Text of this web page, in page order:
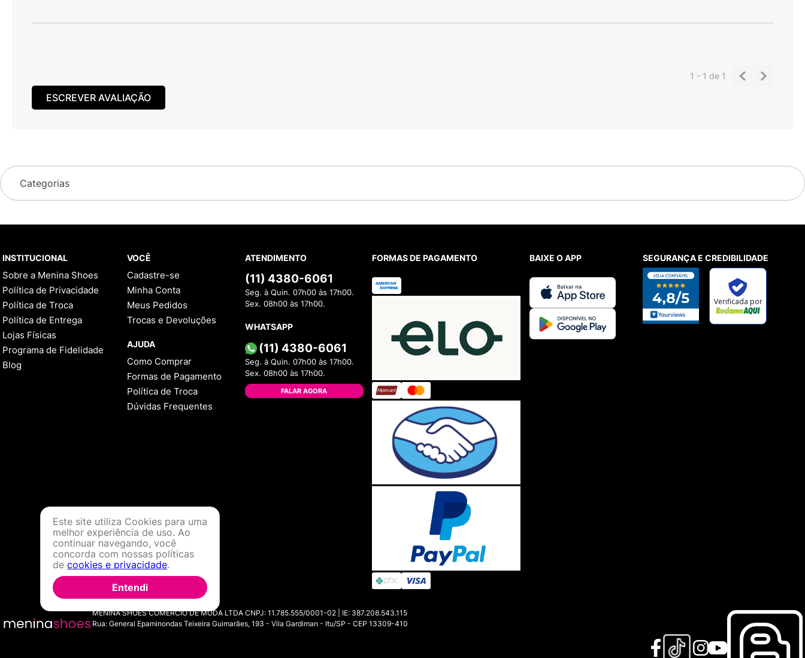
1 - 1de 1
ESCREVER AVALIAÇÃO
Categorias
INSTITUCIONAL
Sobre a Menina Shoes
Política de Privacidade
Política de Troca
Política de Entrega
Lojas Físicas
Programa de Fidelidade
Blog
VOCÊ
Cadastre-se
Minha Conta
Meus Pedidos
Trocas e Devoluções
AJUDA
Como Comprar
Formas de Pagamento
Política de Troca
Dúvidas Frequentes
ATENDIMENTO
(11) 4380-6061
Seg. à Quin. 07h00 às 17h00.
Sex. 08h00 às 17h00.
WHATSAPP
(11) 4380-6061
Seg. à Quin. 07h00 às 17h00.
Sex. 08h00 às 17h00.
FALAR AGORA
FORMAS DE PAGAMENTO BAIXE O APP SEGURANÇA E CREDIBILIDADE
MENINA SHOES COMERCIO DE MODA LTDA CNPJ: 11.785.555/0001-02 | IE: 387.208.543.115
Rua: General Epaminondas Teixeira Guimarães, 193 - Vila Gardiman - Itu/SP - CEP 13309-410
Este site utiliza Cookies para uma
melhor experiência de uso. Ao
continuar navegando, você
concorda com nossas políticas
decookies e privacidade.
Entendi